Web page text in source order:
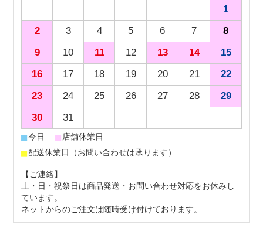
1
2
3 4 5 6 7
8
9
10 11 12 13 14
15
16
17 18 19 20 21
22
23
24 25 26 27 28
29
30
31
■今日 ■ 店舗休業日
■配送休業日（お問い合わせは承ります）
【ご連絡】
土・日・祝祭日は商品発送・お問い合わせ対応をお休みし
ています。
ネットからのご注文は随時受け付けております。